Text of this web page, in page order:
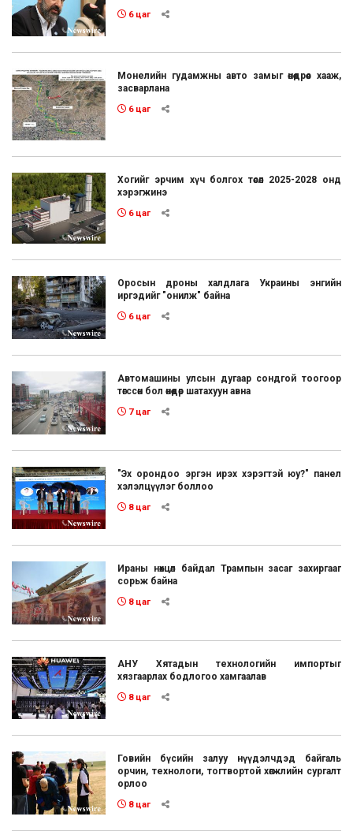
6 цаг
Монелийн гудамжны авто замыг өнөөдрөөс хааж,
засварлана
6 цаг
Хогийг эрчим хүч болгох төсөл 2025-2028 онд
хэрэгжинэ
6 цаг
Оросын дроны халдлага Украины энгийн
иргэдийг "онилж" байна
6 цаг
Автомашины улсын дугаар сондгой тоогоор
төгссөн бол өнөөдөр шатахуун авна
7 цаг
"Эх орондоо эргэн ирэх хэрэгтэй юу?" панел
хэлэлцүүлэг боллоо
8 цаг
Ираны нөхцөл байдал Трампын засаг захиргааг
сорьж байна
8 цаг
АНУ Хятадын технологийн импортыг
хязгаарлах бодлогоо хамгаалав
8 цаг
Говийн бүсийн залуу нүүдэлчдэд байгаль
орчин, технологи, тогтвортой хөгжлийн сургалт
орлоо
8 цаг